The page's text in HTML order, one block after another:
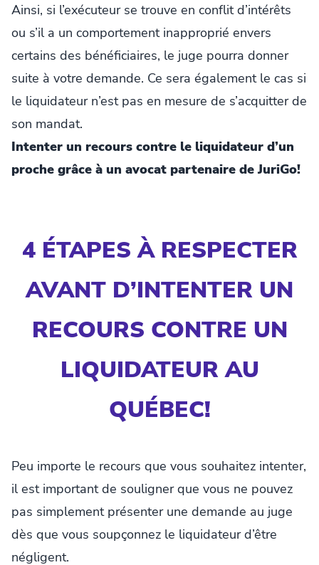
Ainsi, si l’exécuteur se trouve en conflit d’intérêts
ou s’il a un comportement inapproprié envers
certains des bénéficiaires, le juge pourra donner
suite à votre demande. Ce sera également le cas si
le liquidateur n’est pas en mesure de s’acquitter de
son mandat.
Intenter un recours contre le liquidateur d’un
proche grâce à un avocat partenaire de JuriGo!
4 ÉTAPES À RESPECTER
AVANT D’INTENTER UN
RECOURS CONTRE UN
LIQUIDATEUR AU
QUÉBEC!
Peu importe le recours que vous souhaitez intenter,
il est important de souligner que vous ne pouvez
pas simplement présenter une demande au juge
dès que vous soupçonnez le liquidateur d’être
négligent.